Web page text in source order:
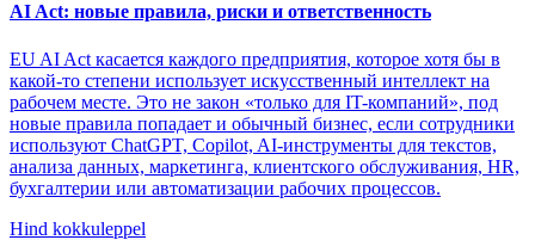
AI Act: новые правила, риски и ответственность
EU AI Act касается каждого предприятия, которое хотя бы в
какой-то степени использует искусственный интеллект на
рабочем месте. Это не закон «только для IT-компаний», под
новые правила попадает и обычный бизнес, если сотрудники
используют ChatGPT, Copilot, AI-инструменты для текстов,
анализа данных, маркетинга, клиентского обслуживания, HR,
бухгалтерии или автоматизации рабочих процессов.
Hind kokkuleppel